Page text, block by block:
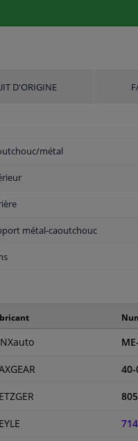
D'ORIGINE
métal
métal-caoutchouc
40-